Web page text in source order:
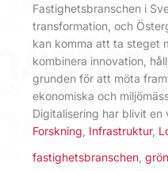
Fastighetsbranschen i
transformation, och
kan komma att ta steget
kombinera innovation,
grunden för att möta
ekonomiska och
Digitalisering har blivit
Forskning Infrastruktur,
fastighetsbranschen